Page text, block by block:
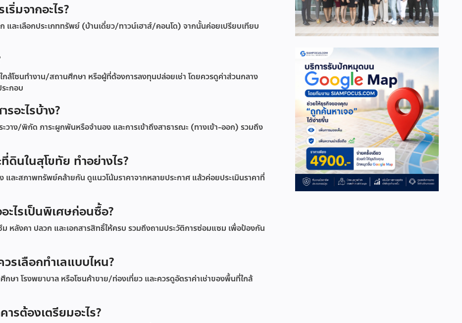
ริ่มจากอะไร?
และเลือกประเภททรัพย์ (บ้านเดี่ยว/ทาวน์เฮาส์/คอนโด) จากนั้นค่อยเปรียบเทียบ
กล้โซนทำงาน/สถานศึกษา หรือผู้ที่ต้องการลงทุนปล่อยเช่า โดยควรดูค่าส่วนกลาง
ะกอบ
อะไรบ้าง?
วาง/พิกัด ภาระผูกพันหรือจำนอง และการเข้าถึงสาธารณะ (ทางเข้า-ออก) รวมถึง
ดินในสุโขทัย ทำอย่างไร?
และสภาพทรัพย์คล้ายกัน ดูแนวโน้มราคาจากหลายประกาศ แล้วค่อยประเมินราคาที่
ะไรเป็นพิเศษก่อนซื้อ?
ม หลังคา ปลวก และเอกสารสิทธิ์ให้ครบ รวมถึงถามประวัติการซ่อมแซม เพื่อป้องกัน
รเลือกทำเลแบบไหน?
ษา โรงพยาบาล หรือโซนค้าขาย/ท่องเที่ยว และควรดูอัตราค่าเช่าของพื้นที่ใกล้
รต้องเตรียมอะไร?